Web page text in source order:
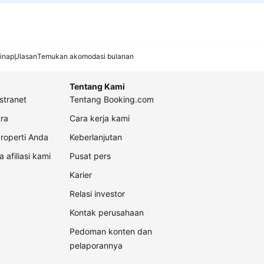
UlasanTemukan akomodasi bulanan
Anda
afiliasi kami
Tentang Kami
Tentang Booking.com
Cara kerja kami
Keberlanjutan
Pusat pers
Karier
Relasi investor
Kontak perusahaan
Pedoman konten dan
pelaporannya